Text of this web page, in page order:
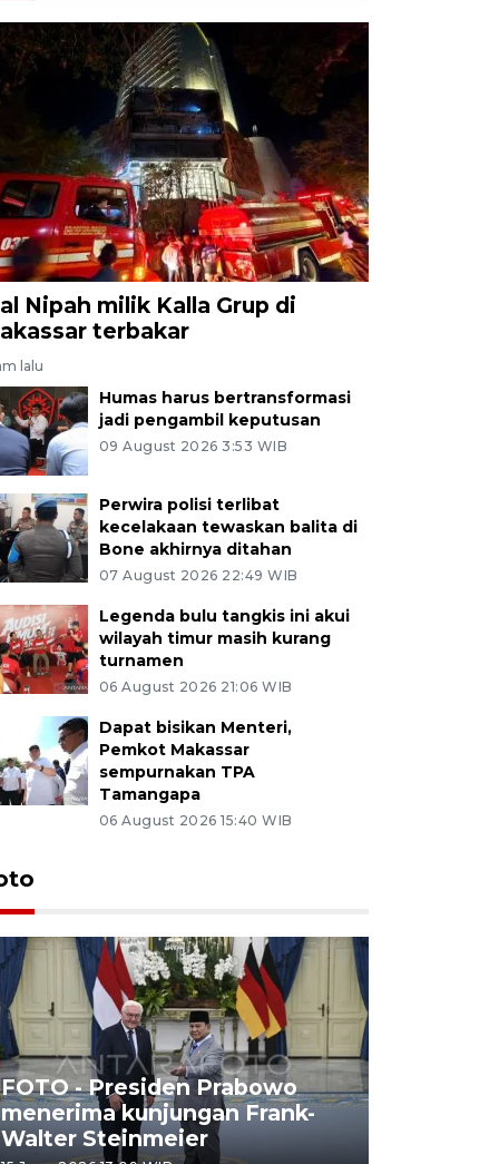
Nipah milik Kalla Grup di
terbakar
lalu
Humas harus bertransformasi
jadi pengambil keputusan
09 August 2026 3:53 WIB
Perwira polisi terlibat
kecelakaan tewaskan balita di
Bone akhirnya ditahan
07 August 2026 22:49 WIB
Legenda bulu tangkis ini akui
wilayah timur masih kurang
turnamen
06 August 2026 21:06 WIB
Dapat bisikan Menteri,
Pemkot Makassar
sempurnakan TPA
Tamangapa
06 August 2026 15:40 WIB
FOTO - Presiden Prabowo
menerima kunjungan Frank-
Walter Steinmeier